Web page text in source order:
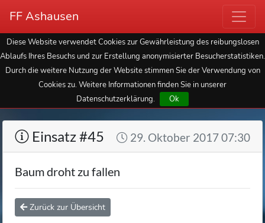
FF Ashausen
Diese Website verwendet Cookies zur Gewährleistung des reibungslosen
Ablaufs Ihres Besuchs und zur Erstellung anonymisierter Besucherstatistiken.
Durch die weitere Nutzung der Website stimmen Sie der Verwendung von
Cookies zu. Weitere Informationen finden Sie in unserer
Datenschutzerklärung.
Ok
Einsatz #45 29. Oktober 2017 07:30
Baum droht zu fallen
Zurück zur Übersicht